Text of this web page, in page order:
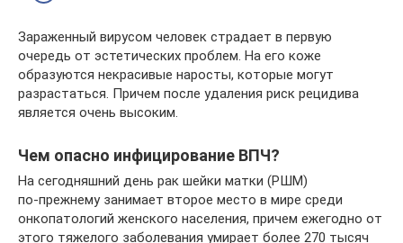
Зараженный вирусом человек страдает в первую
очередь от эстетических проблем. На его коже
образуются некрасивые наросты, которые могут
разрастаться. Причем после удаления риск рецидива
является очень высоким.
Чем опасно инфицирование ВПЧ?
На сегодняшний день рак шейки матки (РШМ)
по‑прежнему занимает второе место в мире среди
онкопатологий женского населения, причем ежегодно от
этого тяжелого заболевания умирает более 270 тысяч